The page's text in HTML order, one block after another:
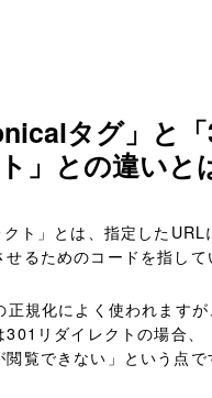
タグ」と
」との違いと
クト」とは、指定したURL
るためのコードを指して
正規化によく使われます
301リダイレクトの場合、
覧できない」という点で